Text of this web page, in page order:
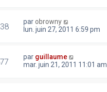
parobrowny
lun. juin 27, 2011 6:59 pm
par guillaume
mar. juin 21, 2011 11:01 am